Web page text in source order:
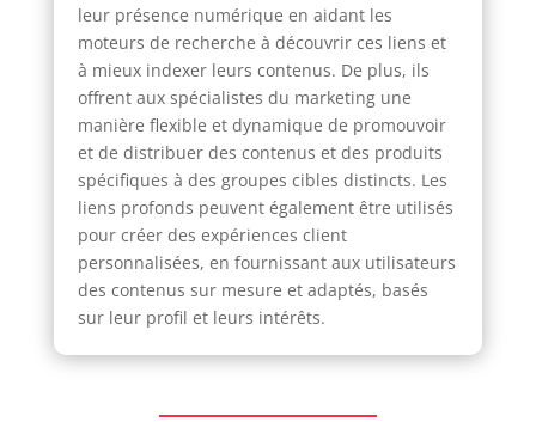
leur présence numérique en aidant les
moteurs de recherche à découvrir ces liens et
à mieux indexer leurs contenus. De plus, ils
offrent aux spécialistes du marketing une
manière flexible et dynamique de promouvoir
et de distribuer des contenus et des produits
spécifiques à des groupes cibles distincts. Les
liens profonds peuvent également être utilisés
pour créer des expériences client
personnalisées, en fournissant aux utilisateurs
des contenus sur mesure et adaptés, basés
sur leur profil et leurs intérêts.